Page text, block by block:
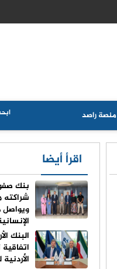
البنك الدولي
منصة راصد
اقرأ أيضا
بنك
ويواصل
البنك